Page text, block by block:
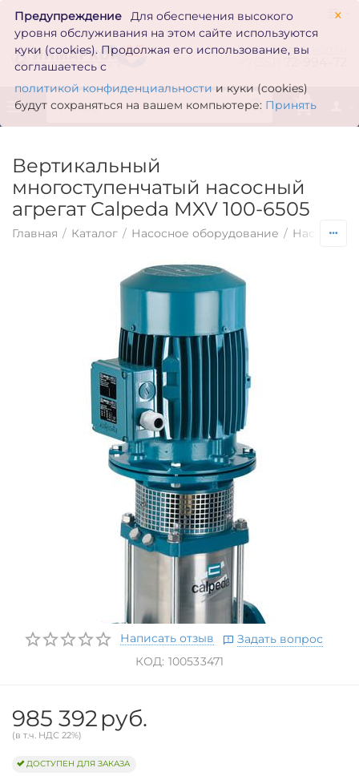
×
Предупреждение
Для обеспечения высокого
уровня обслуживания на этом сайте используются
куки (cookies). Продолжая его использование, вы
соглашаетесь с
политикой конфиденциальности и куки (cookies)
будут сохраняться на вашем компьютере: Принять
zakaz@inmarkon.ru
0
Вертикальный
многоступенчатый насосный
агрегат Calpeda MXV 100-6505
Главная / Каталог / Насосное оборудование / Насосы по
Написать отзыв
Задать вопрос
КОД: 100533471
985 392руб.
(в т.ч. НДС 22%)
ДОСТУПЕН ДЛЯ ЗАКАЗА